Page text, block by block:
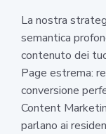
La nostra
semantica
contenuto dei
Page estrema:
conversione
Content
parlano ai